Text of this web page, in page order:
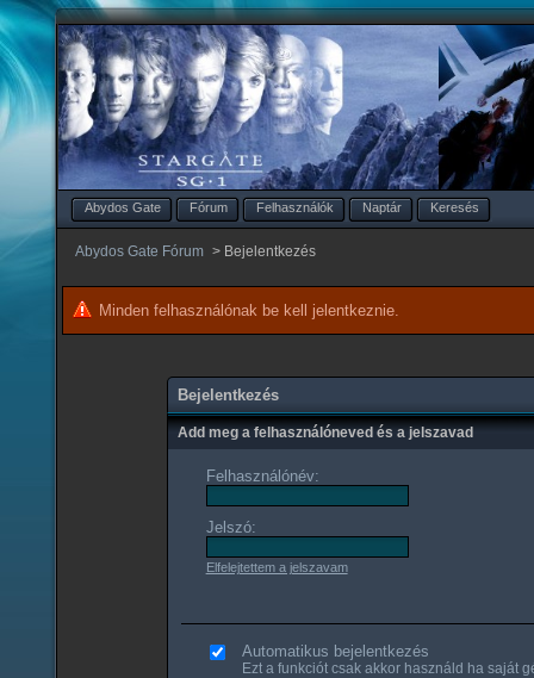
Abydos Gate Fórum Felhasználók Naptár Keresés
Abydos Gate Fórum > Bejelentkezés
Minden felhasználónak be kell jelentkeznie.
Bejelentkezés
Add meg a felhasználóneved és a jelszavad
Felhasználónév:
Jelszó:
Elfelejtettem a jelszavam
Automatikus bejelentkezés
Ezt a funkciót csak akkor használd ha saját